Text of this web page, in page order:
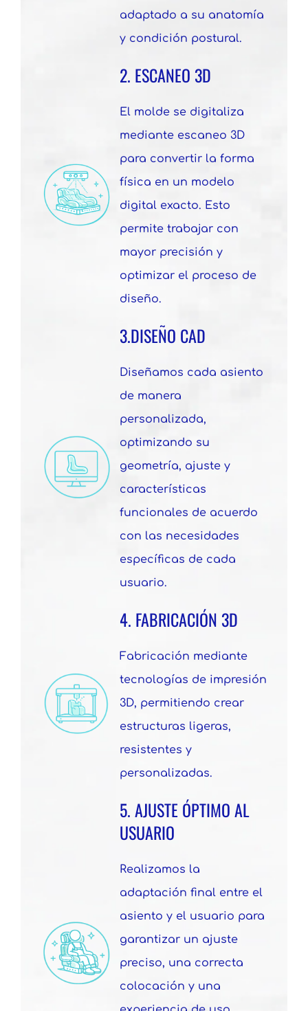
adaptado a su anatomía
y condición postural.
2. ESCANEO 3D
El molde se digitaliza
mediante escaneo 3D
para convertir la forma
física en un modelo
digital exacto. Esto
permite trabajar con
mayor precisión y
optimizar el proceso de
diseño.
3.DISEÑO CAD
Diseñamos cada asiento
de manera
personalizada,
optimizando su
geometría, ajuste y
características
funcionales de acuerdo
con las necesidades
específicas de cada
usuario.
4. FABRICACIÓN 3D
Fabricación mediante
tecnologías de impresión
3D, permitiendo crear
estructuras ligeras,
resistentes y
personalizadas.
5. AJUSTE ÓPTIMO AL
USUARIO
Realizamos la
adaptación final entre el
asiento y el usuario para
garantizar un ajuste
preciso, una correcta
colocación y una